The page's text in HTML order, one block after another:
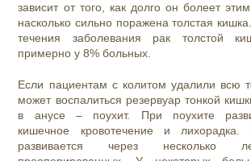
зависит от того, как долго он болеет
насколько сильно поражена толстая
течения заболевания рак толстой
примерно у 8% больных.
Если пациентам с колитом удалили всю
может воспалиться резервуар тонкой
в анусе – поухит. При поухите
кишечное кровотечение и лихорадка.
развивается через